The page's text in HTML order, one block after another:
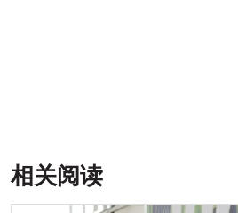
相关阅读